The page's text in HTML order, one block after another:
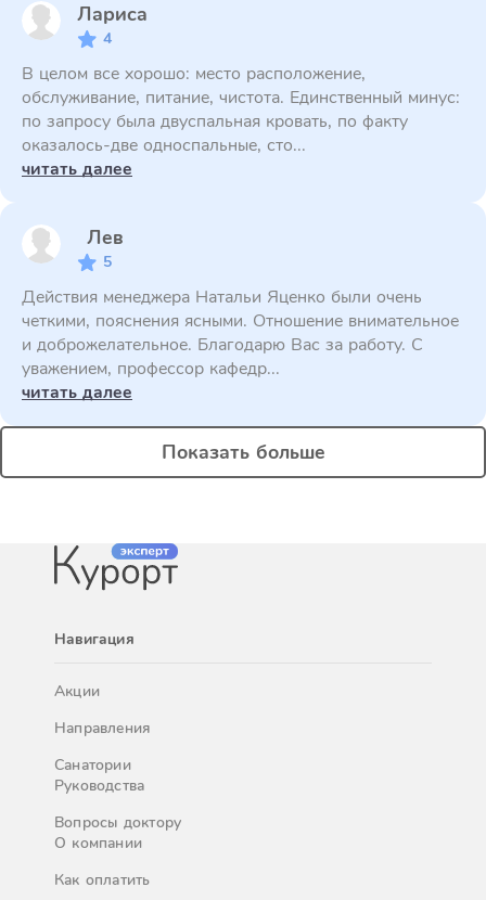
Лариса
4
В целом все хорошо: место расположение,
обслуживание, питание, чистота. Единственный минус:
по запросу была двуспальная кровать, по факту
оказалось-две односпальные, сто...
читать далее
Лев
5
Действия менеджера Натальи Яценко были очень
четкими, пояснения ясными. Отношение внимательное
и доброжелательное. Благодарю Вас за работу. С
уважением, профессор кафедр...
читать далее
Показать больше
Навигация
Акции
Направления
Санатории
Руководства
Вопросы доктору
О компании
Как оплатить